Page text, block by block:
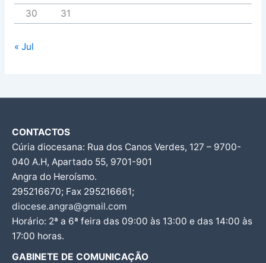
30
31
« Jul
CONTACTOS
Cúria diocesana: Rua dos Canos Verdes, 127 – 9700-
040 A.H, Apartado 55, 9701-901
Angra do Heroísmo.
295216670; Fax 295216661;
diocese.angra@gmail.com
Horário: 2ª a 6ª feira das 09:00 às 13:00 e das 14:00 às
17:00 horas.
GABINETE DE COMUNICAÇÃO